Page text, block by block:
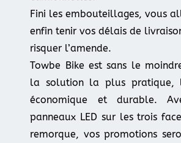
Fini les embouteillages, vous
enfin tenir vos délais de
risquer l’amende.
Towbe Bike est sans le
la solution la plus pratique,
économique et durable.
panneaux LED sur les trois
remorque, vos promotions